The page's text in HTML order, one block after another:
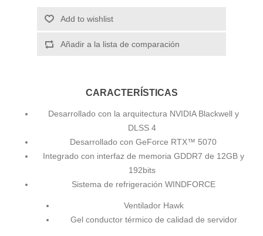
Add to wishlist
Añadir a la lista de comparación
CARACTERÍSTICAS
Desarrollado con la arquitectura NVIDIA Blackwell y
DLSS 4
Desarrollado con GeForce RTX™ 5070
Integrado con interfaz de memoria GDDR7 de 12GB y
192bits
Sistema de refrigeración WINDFORCE
Ventilador Hawk
Gel conductor térmico de calidad de servidor